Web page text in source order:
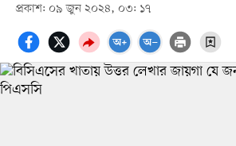
প্রকাশ: ০৯ জুন ২০২৪, ০৩: ১৭